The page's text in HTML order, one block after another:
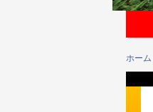
ホーム